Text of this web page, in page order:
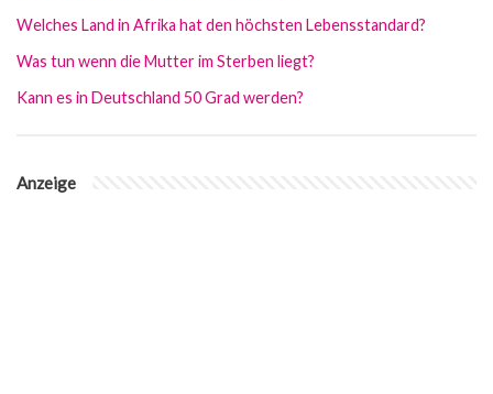
Welches Land in Afrika hat den höchsten Lebensstandard?
Was tun wenn die Mutter im Sterben liegt?
Kann es in Deutschland 50 Grad werden?
Anzeige